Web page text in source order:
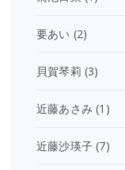
要あい (2)
貝賀琴莉 (3)
近藤あさみ (1)
近藤沙瑛子 (7)